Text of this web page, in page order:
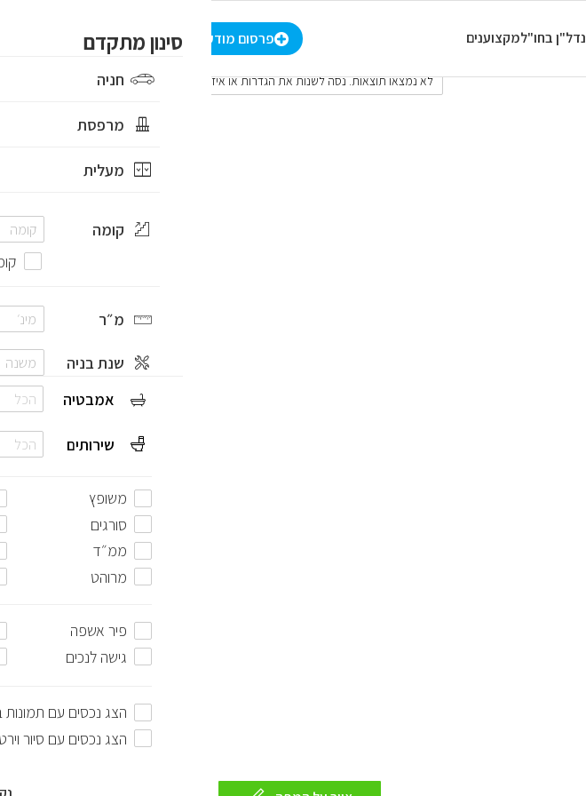
נדל"ן בחו"למקצוענים הרשמה/התחברות פרסום מודעה
כל החדרים - סינון מתקדם
חניה
מרפסת
מעלית
קומה
מ״ר
שנת בניה
אמבטיה
הכל
שירותים הכל
משופץ
סורגים
ממ״ד
מרוהט
פיר אשפה
גישה לנכים
הצג נכסים עם
הצג נכסים עם סיור
לא נמצאו תוצאות. נסה לשנות את הגדרות או איזור החיפוש